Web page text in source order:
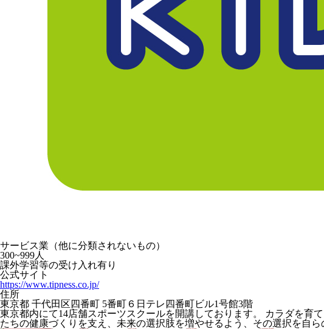
サービス業（他に分類されないもの）
300~999人
課外学習等の受け入れ有り
公式サイト
https://www.tipness.co.jp/
住所
東京都 千代田区四番町 5番町６日テレ四番町ビル1号館3階
東京都内にて14店舗スポーツスクールを開講しております。 カラダを育
たちの健康づくりを支え、未来の選択肢を増やせるよう、その選択を自